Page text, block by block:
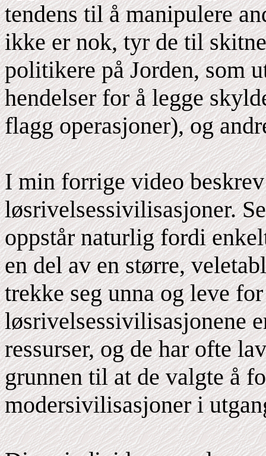
tendens til å manipulere
ikke er nok, tyr de til
politikere på Jorden, som
hendelser for å legge
flagg operasjoner), og
I min forrige video
løsrivelsessivilisasjoner.
oppstår naturlig fordi
en del av en større,
trekke seg unna og leve
løsrivelsessivilisasjonene
ressurser, og de har ofte
grunnen til at de valgte å
modersivilisasjoner i